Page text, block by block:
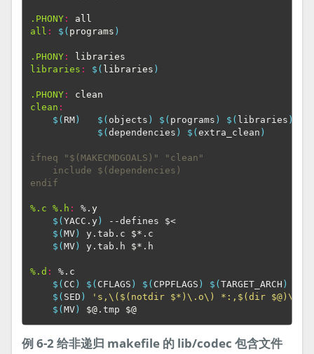
.PHONY :
all
all : $( programs )
.PHONY :
libraries
libraries : $( libraries )
.PHONY :
clean
clean :
$( RM ) $( objects ) $( programs ) $( libraries )
$(dependencies ) $(extra_clean )
ifneq "$(MAKECMDGOALS)" "clean"
    include $(dependencies)
endif
%.c %.h : %.y
$(YACC.y )
--defines $<
$(MV ) y.tab.c $* .c
$(MV ) y.tab.h $* .h
%.d : %. c
$( CC ) $( CFLAGS ) $( CPPFLAGS ) $(TARGET_ARCH )
$( SED )
's,\($(notdir $*)\.o\) *:,$(dir $@)\1
$(MV ) $@ .tmp $@
例 6-2 给非递归 makefile 的 lib/codec 包含文件